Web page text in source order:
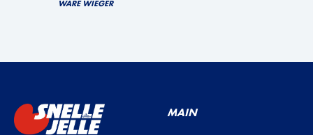
WARE WIEGER
MAIN